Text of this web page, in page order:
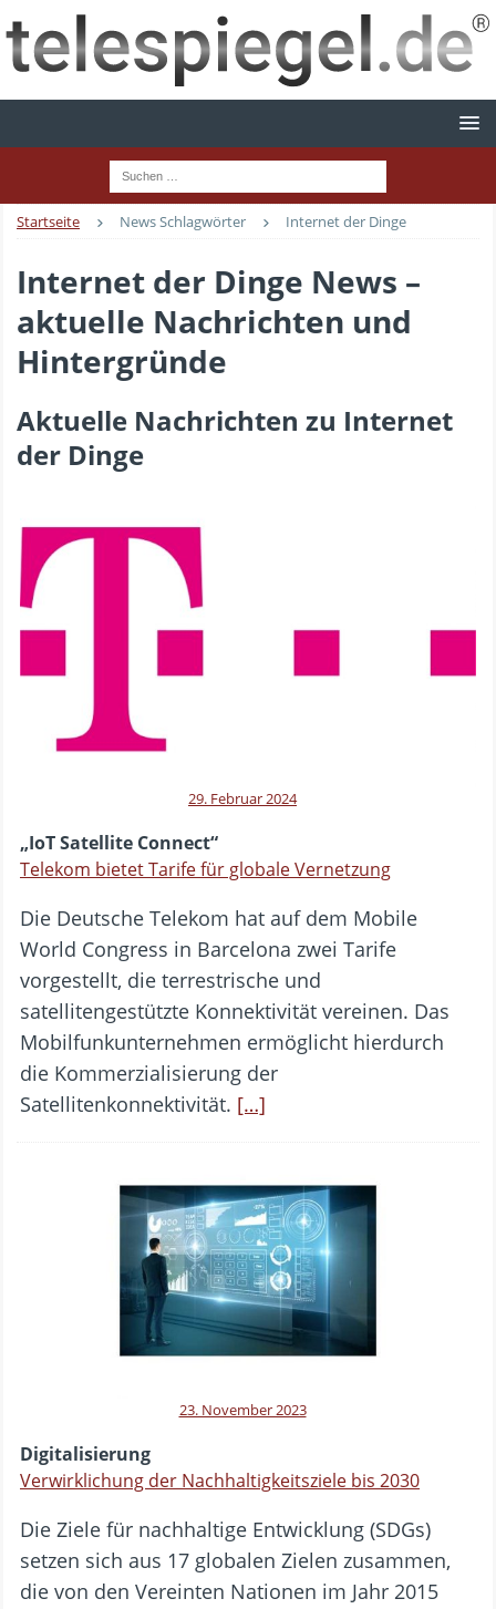
Startseite News Schlagwörter Internet der Dinge
Internet der Dinge News –
aktuelle Nachrichten und
Hintergründe
Aktuelle Nachrichten zu Internet
der Dinge
29. Februar 2024
„IoT Satellite Connect“
Telekom bietet Tarife für globale Vernetzung
Die Deutsche Telekom hat auf dem Mobile
World Congress in Barcelona zwei Tarife
vorgestellt, die terrestrische und
satellitengestützte Konnektivität vereinen. Das
Mobilfunkunternehmen ermöglicht hierdurch
die Kommerzialisierung der
Satellitenkonnektivität. […]
23. November 2023
Digitalisierung
Verwirklichung der Nachhaltigkeitsziele bis 2030
Die Ziele für nachhaltige Entwicklung (SDGs)
setzen sich aus 17 globalen Zielen zusammen,
die von den Vereinten Nationen im Jahr 2015